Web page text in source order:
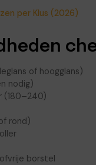
per Klus (2026)
of hoogglans)
nodig)
(180–240)
rond)
borstel